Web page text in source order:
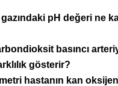
pH değeri ne
basıncı
gösterir?
hastanın kan